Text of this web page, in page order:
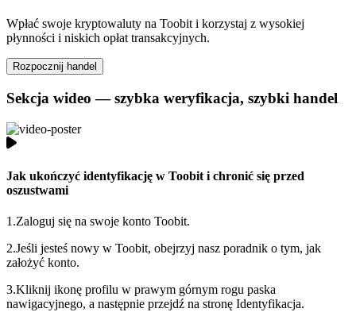
Wpłać swoje kryptowaluty na Toobit i korzystaj z wysokiej
płynności i niskich opłat transakcyjnych.
Rozpocznij handel
Sekcja wideo — szybka weryfikacja, szybki handel
Jak ukończyć identyfikację w Toobit i chronić się przed
oszustwami
1.Zaloguj się na swoje konto Toobit.
2.Jeśli jesteś nowy w Toobit, obejrzyj nasz poradnik o tym, jak
założyć konto.
3.Kliknij ikonę profilu w prawym górnym rogu paska
nawigacyjnego, a następnie przejdź na stronę Identyfikacja.